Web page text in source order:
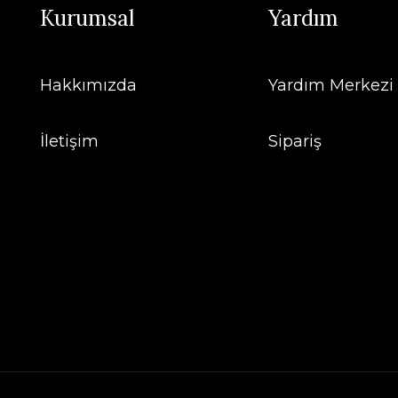
Kurumsal
Hakkımızda
İletişim
Yardım
Yardım Merkezi
Sipariş